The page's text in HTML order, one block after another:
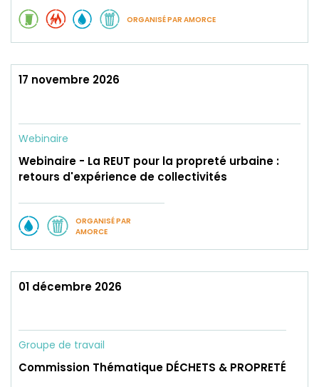
ORGANISÉ PAR AMORCE
17 novembre 2026
Webinaire
Webinaire - La REUT pour la propreté urbaine :
retours d'expérience de collectivités
ORGANISÉ PAR
AMORCE
01 décembre 2026
Groupe de travail
Commission Thématique DÉCHETS & PROPRETÉ